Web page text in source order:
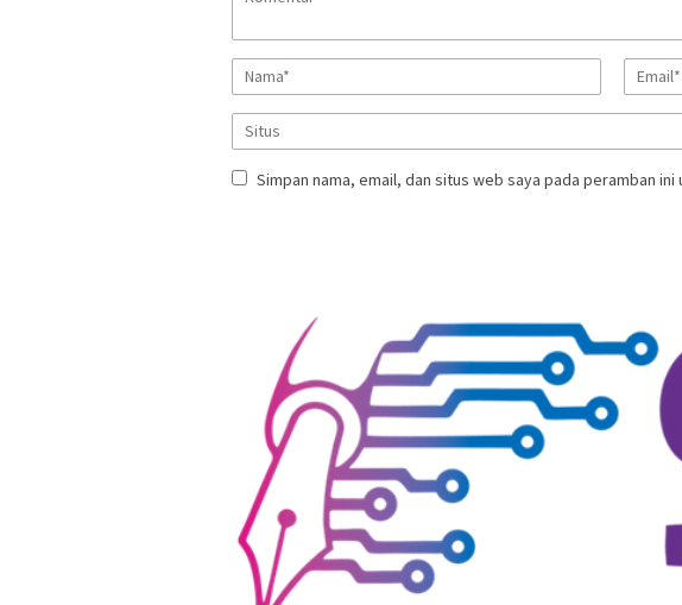
Simpan nama, email, dan situs web saya pada peramban